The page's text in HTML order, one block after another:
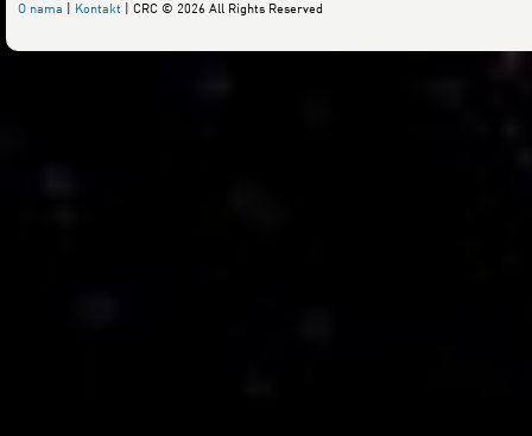
O nama | Kontakt | CRC © 2026 All Rights Reserved